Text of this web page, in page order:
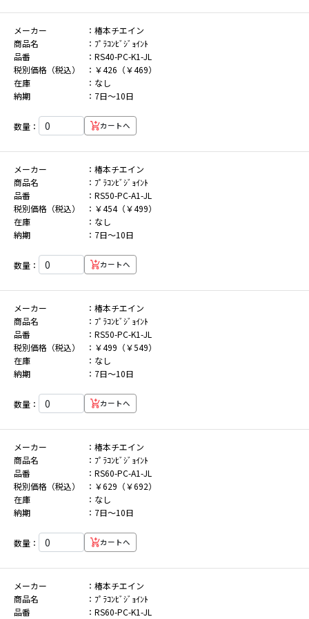
メーカー
椿本チエイン
商品名
ﾌﾟﾗｺﾝﾋﾞｼﾞｮｲﾝﾄ
品番
RS40-PC-K1-JL
税別価格（税込）
￥426（￥469）
在庫
なし
納期
7日～10日
数量： カートへ
メーカー
椿本チエイン
商品名
ﾌﾟﾗｺﾝﾋﾞｼﾞｮｲﾝﾄ
品番
RS50-PC-A1-JL
税別価格（税込）
￥454（￥499）
在庫
なし
納期
7日～10日
数量： カートへ
メーカー
椿本チエイン
商品名
ﾌﾟﾗｺﾝﾋﾞｼﾞｮｲﾝﾄ
品番
RS50-PC-K1-JL
税別価格（税込）
￥499（￥549）
在庫
なし
納期
7日～10日
数量： カートへ
メーカー
椿本チエイン
商品名
ﾌﾟﾗｺﾝﾋﾞｼﾞｮｲﾝﾄ
品番
RS60-PC-A1-JL
税別価格（税込）
￥629（￥692）
在庫
なし
納期
7日～10日
数量： カートへ
メーカー
椿本チエイン
商品名
ﾌﾟﾗｺﾝﾋﾞｼﾞｮｲﾝﾄ
品番
RS60-PC-K1-JL